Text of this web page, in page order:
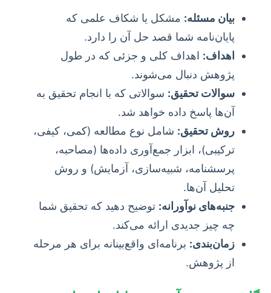
بیان مسئله: مشکل یا شکاف علمی که
پایان‌نامه شما قصد حل آن را دارد.
اهداف: اهداف کلی و جزئی که در طول
پژوهش دنبال می‌شوند.
سوالات تحقیق: سوالاتی که با انجام تحقیق به
آن‌ها پاسخ داده خواهد شد.
روش تحقیق: شامل نوع مطالعه (کمی، کیفی،
ترکیبی)، ابزار جمع‌آوری داده‌ها (مصاحبه،
پرسشنامه، شبیه‌سازی، آزمایش) و روش
تحلیل آن‌ها.
جنبه‌های نوآورانه: توضیح دهید که تحقیق شما
چه چیز جدیدی ارائه می‌کند.
زمان‌بندی: برنامه‌ای واقع‌بینانه برای هر مرحله
از پژوهش.